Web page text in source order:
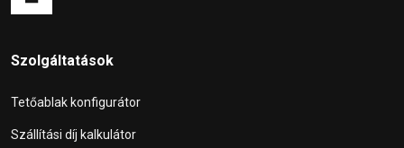
Szolgáltatások
Tetőablak konfigurátor
Szállítási díj kalkulátor